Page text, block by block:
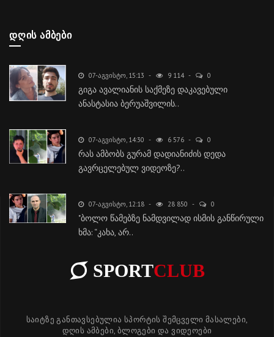
ᲓᲦᲘᲡ ᲐᲛᲑᲔᲑᲘ
07-ᲐᲒᲕᲘᲡᲢᲝ, 15:13 9 114 0
გიგა ავალიანის საქმეზე დაკავებული
ანასტასია ბერუაშვილის..
07-ᲐᲒᲕᲘᲡᲢᲝ, 14:30 6 576 0
რას ამბობს გურამ დადიანიძის დედა
გავრცელებულ ვიდეოზე?..
07-ᲐᲒᲕᲘᲡᲢᲝ, 12:18 28 850 0
"ბოლო წამებზე ნამდვილად ისმის განწირული
ხმა: “კახა, არ..
SPORTCLUB
საიტზე განთავსებულია სპორტის შემცველი მასალები,
დღის ამბები, ბლოგები და ვიდეოები